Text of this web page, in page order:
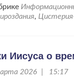
,
Иисуса о
2026 | 15:17